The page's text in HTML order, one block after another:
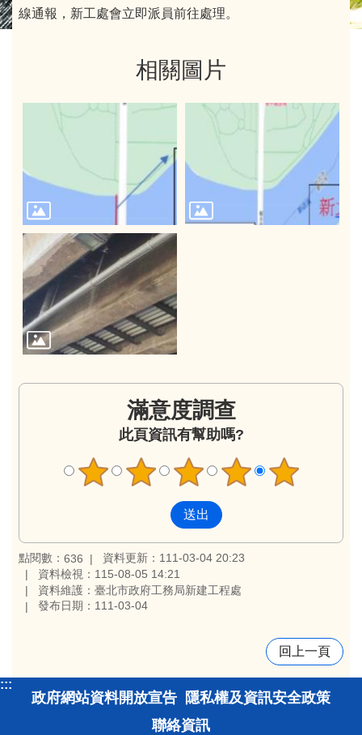
線通報，新工處會立即派員前往處理。
相關圖片
滿意度調查
此頁資訊有幫助嗎?
點閱數： 636
資料更新：111-03-04 20:23
資料檢視：115-08-05 14:21
資料維護：臺北市政府工務局新建工程處
發布日期：111-03-04
回上一頁
:::
政府網站資料開放宣告 隱私權及資訊安全政策
聯絡資訊